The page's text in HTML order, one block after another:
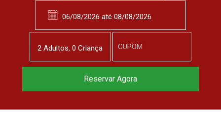
2 Adultos, 0 Criança
Reserve agora, com
Reservar Agora